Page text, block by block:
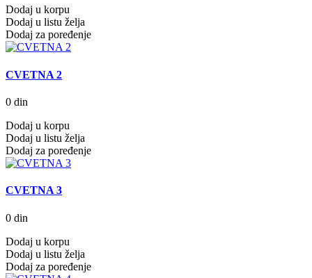
Dodaj u korpu
Dodaj u listu želja
Dodaj za poređenje
CVETNA 2
0 din
Dodaj u korpu
Dodaj u listu želja
Dodaj za poređenje
CVETNA 3
0 din
Dodaj u korpu
Dodaj u listu želja
Dodaj za poređenje